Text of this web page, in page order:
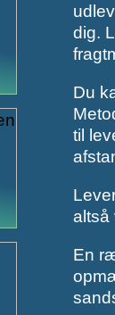
dig.
Du
til
altså
En